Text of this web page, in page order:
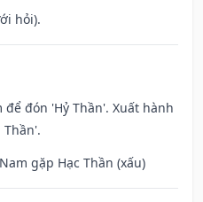
hỏi).
đón 'Hỷ Thần'. Xuất hành
Thần'.
gặp Hạc Thần (xấu)